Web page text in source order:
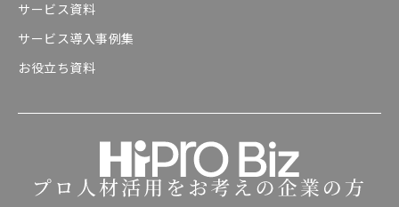
サービス資料
サービス導入事例集
お役立ち資料